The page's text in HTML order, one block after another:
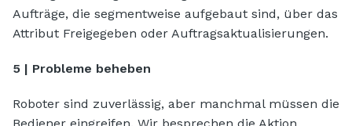
Aufträge, die segmentweise aufgebaut sind, über das
Attribut Freigegeben oder Auftragsaktualisierungen.
5 | Probleme beheben
Roboter sind zuverlässig, aber manchmal müssen die